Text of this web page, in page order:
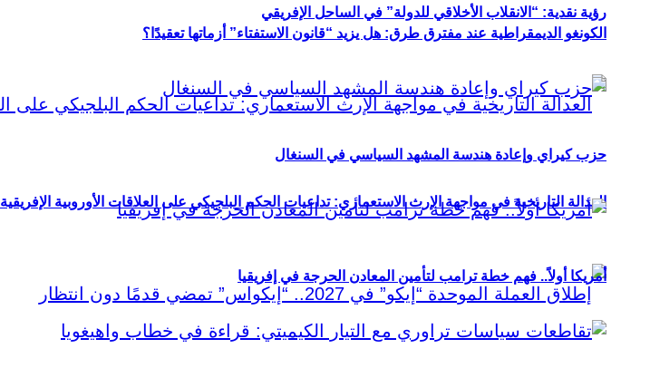
رؤية نقدية: “الانقلاب الأخلاقي للدولة” في الساحل الإفريقي
العدالة التاريخية في مواجهة الإرث الاستعماري: تداعيات الحكم البلجيكي على العلاقات الأوروبية الإفريقية
الكونغو الديمقراطية عند مفترق طرق: هل يزيد “قانون الاستفتاء” أزماتها تعقيدًا؟
حزب كيراي وإعادة هندسة المشهد السياسي في السنغال
أمريكا أولاً.. فهم خطة ترامب لتأمين المعادن الحرجة في إفريقيا